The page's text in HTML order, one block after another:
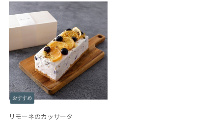
リモーネのカッサータ